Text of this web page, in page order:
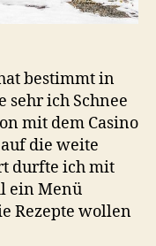
bestimmt in
ich Schnee
mit dem Casino
die weite
durfte ich mit
ein Menü
Rezepte wollen